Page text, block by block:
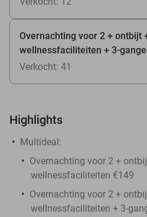
Overnachting voor 2 + ontbijt
wellnessfaciliteiten + 3-
Verkocht: 41
Highlights
Multideal:
Overnachting voor 2 +
wellnessfaciliteiten €149
Overnachting voor 2 +
wellnessfaciliteiten + 3-